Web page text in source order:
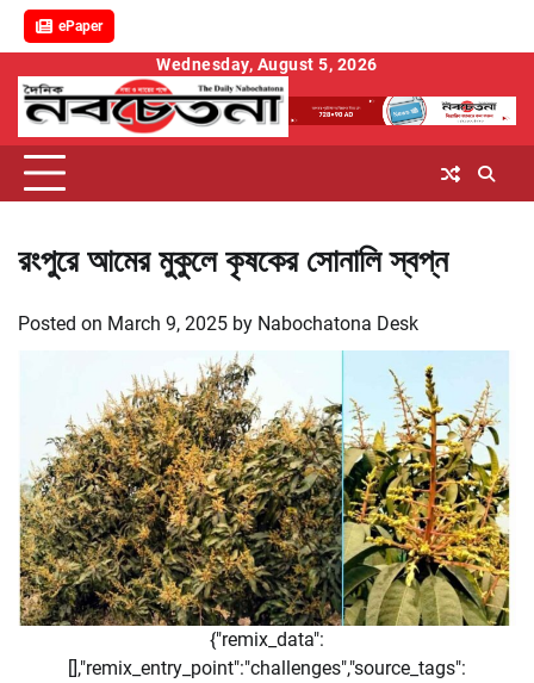
ePaper
content
Wednesday, August 5, 2026
রংপুরে আমের মুকুলে কৃষকের সোনালি স্বপ্ন
Posted on March 9, 2025 by Nabochatona Desk
{"remix_data":
[],"remix_entry_point":"challenges","source_tags":